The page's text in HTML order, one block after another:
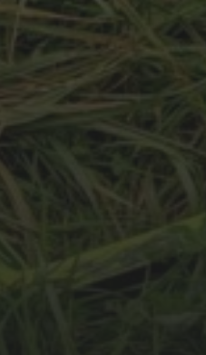
31.1.2021
PRÝGL,